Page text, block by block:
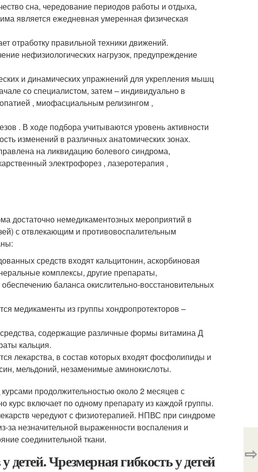
сна, чередование периодов работы и отдыха,
является ежедневная умеренная физическая
отработку правильной техники движений.
нефизиологических нагрузок, предупреждение
и динамических упражнений для укрепления мышц
со специалистом, затем – индивидуально в
, миофасциальным релизингом ,
. В ходе подбора учитываются уровень активности
изменений в различных анатомических зонах.
на ликвидацию болевого синдрома,
электрофорез , лазеротерапия ,
достаточно немедикаментозных мероприятий в
с отвлекающим и противовоспалительным
средств входят кальцитонин, аскорбиновая
комплексы, другие препараты,
баланса окислительно-восстановительных
медикаменты из группы хондропротекторов –
содержащие различные формы витамина Д
кальция.
лекарства, в состав которых входят фосфолипиды и
мельдоний, незаменимые аминокислоты.
продолжительностью около 2 месяцев с
включает по одному препарату из каждой группы.
чередуют с физиотерапией. НПВС при синдроме
за незначительной выраженности воспаления и
соединительной ткани.
Чрезмерная гибкость у детей ⇨